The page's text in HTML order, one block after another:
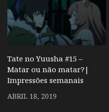
Tate no Yuusha #15 –
Matar ou não matar?|
Impressões semanais
ABRIL 18, 2019